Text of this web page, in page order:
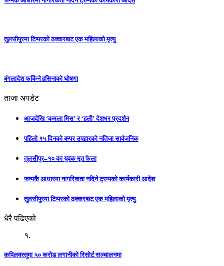
तुलसीपुरमा टिप्परको ठक्करबाट एक महिलाको मृत्यु
बंगलादेश फर्किने हसिनाको घोषणा
ताजा अपडेट
आजदेखि ‘कमला मिस’ र ‘हली’ देशभर प्रदर्शन
पहिलो १५ दिनको बम्पर उपहारको नतिजा सार्वजनिक
तुलसीपुर–१० का युवक मृत फेला
जन्मकै आधारमा नागरिकता नदिने ट्रम्पको कार्यकारी आदेश
तुलसीपुरमा टिप्परको ठक्करबाट एक महिलाको मृत्यु
धेरै पढिएको
१.
कपिलवस्तुमा ५० करोड लगानीको रिसोर्ट सञ्चालनमा